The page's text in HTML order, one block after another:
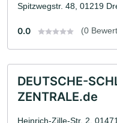
Spitzwegstr. 48, 01219
0.0 (0
DEUTSCHE-
ZENTRALE.de
Heinrich-Zille-Str. 2,